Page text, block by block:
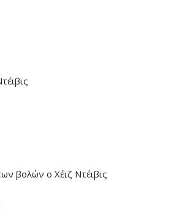
βολών ο Χέιζ Ντέιβις